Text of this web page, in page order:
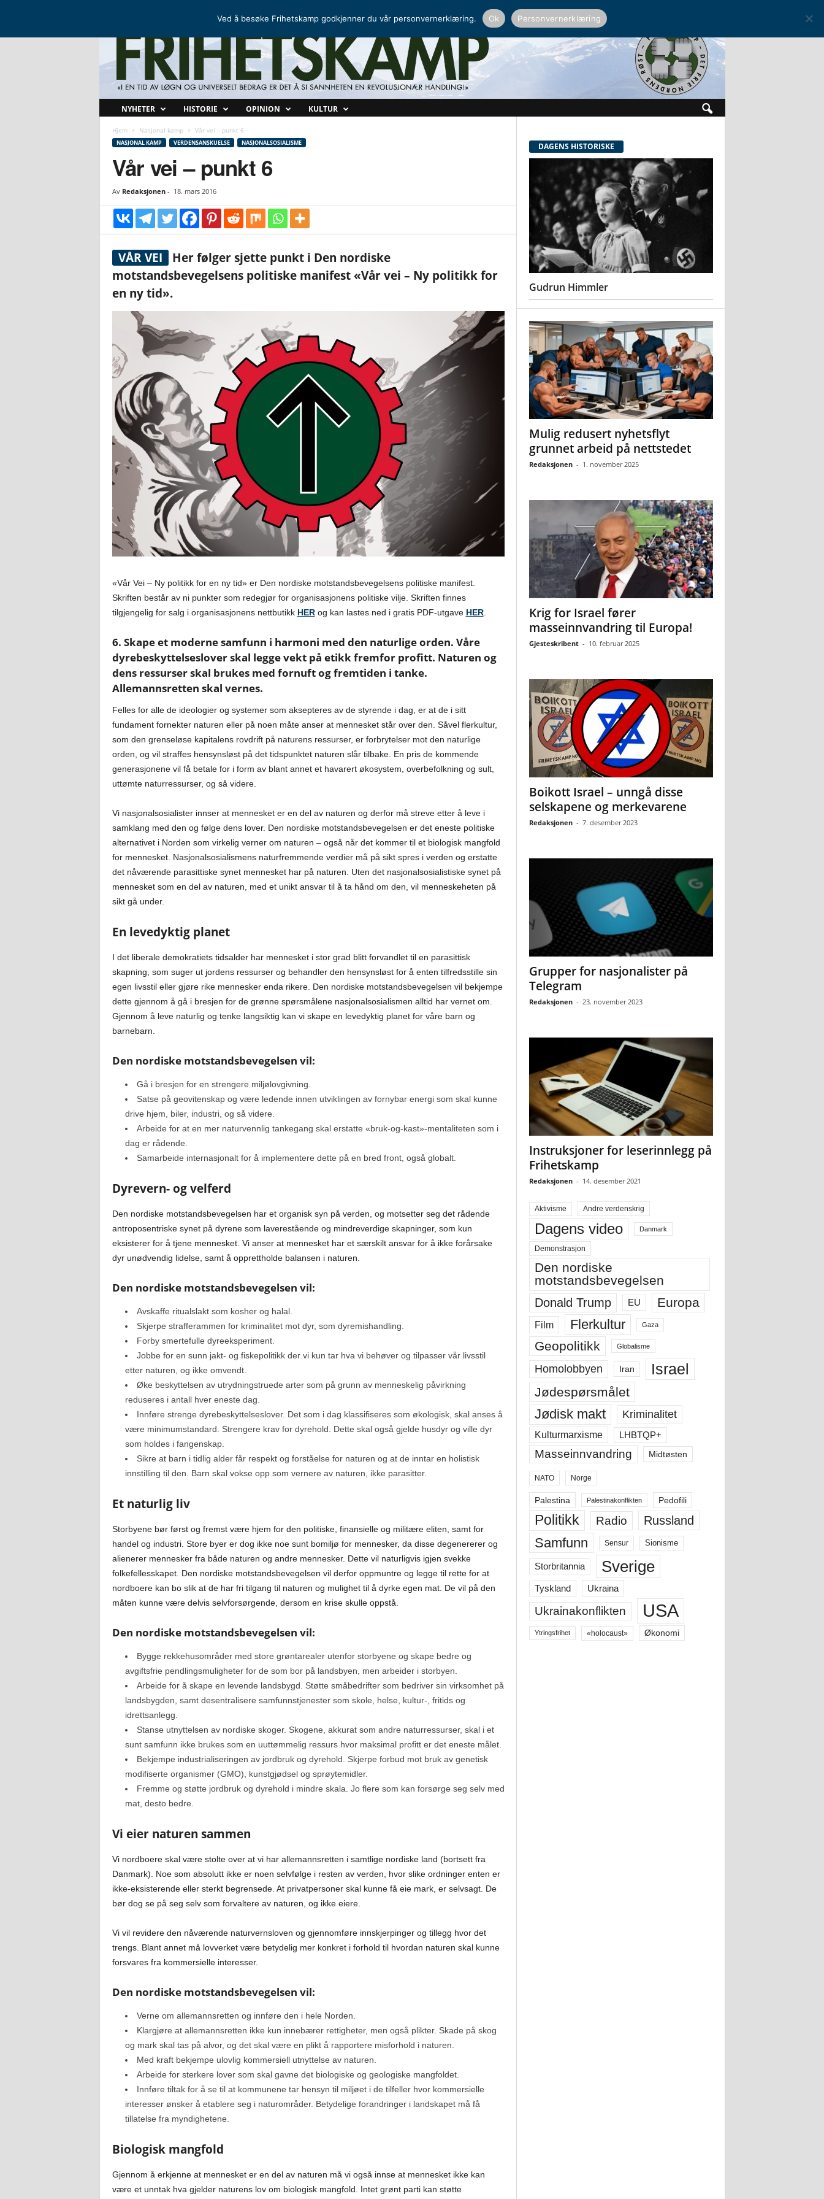
r
a
p
NYHETER HISTORIE OPINION KULTUR
Hjem Nasjonal kamp Vår vei – punkt 6
NASJONAL KAMP VERDENSANSKUELSE NASJONALSOSIALISME
Vår vei – punkt 6
Av Redaksjonen- 18. mars 2016
VÅR VEI
Her følger sjette punkt i Den nordiske
motstandsbevegelsens politiske manifest «Vår vei – Ny politikk for
en ny tid».
«Vår Vei – Ny politikk for en ny tid» er Den nordiske motstandsbevegelsens politiske manifest.
Skriften består av ni punkter som redegjør for organisasjonens politiske vilje. Skriften finnes
tilgjengelig for salg i organisasjonens nettbutikk HER og kan lastes ned i gratis PDF-utgave HER.
6. Skape et moderne samfunn i harmoni med den naturlige orden. Våre
dyrebeskyttelseslover skal legge vekt på etikk fremfor profitt. Naturen og
dens ressurser skal brukes med fornuft og fremtiden i tanke.
Allemannsretten skal vernes.
Felles for alle de ideologier og systemer som aksepteres av de styrende i dag, er at de i sitt
fundament fornekter naturen eller på noen måte anser at mennesket står over den. Såvel flerkultur,
som den grenseløse kapitalens rovdrift på naturens ressurser, er forbrytelser mot den naturlige
orden, og vil straffes hensynsløst på det tidspunktet naturen slår tilbake. En pris de kommende
generasjonene vil få betale for i form av blant annet et havarert økosystem, overbefolkning og sult,
uttømte naturressurser, og så videre.
Vi nasjonalsosialister innser at mennesket er en del av naturen og derfor må streve etter å leve i
samklang med den og følge dens lover. Den nordiske motstandsbevegelsen er det eneste politiske
alternativet i Norden som virkelig verner om naturen – også når det kommer til et biologisk mangfold
for mennesket. Nasjonalsosialismens naturfremmende verdier må på sikt spres i verden og erstatte
det nåværende parasittiske synet mennesket har på naturen. Uten det nasjonalsosialistiske synet på
mennesket som en del av naturen, med et unikt ansvar til å ta hånd om den, vil menneskeheten på
sikt gå under.
En levedyktig planet
I det liberale demokratiets tidsalder har mennesket i stor grad blitt forvandlet til en parasittisk
skapning, som suger ut jordens ressurser og behandler den hensynsløst for å enten tilfredsstille sin
egen livsstil eller gjøre rike mennesker enda rikere. Den nordiske motstandsbevegelsen vil bekjempe
dette gjennom å gå i bresjen for de grønne spørsmålene nasjonalsosialismen alltid har vernet om.
Gjennom å leve naturlig og tenke langsiktig kan vi skape en levedyktig planet for våre barn og
barnebarn.
Den nordiske motstandsbevegelsen vil:
Gå i bresjen for en strengere miljølovgivning.
Satse på geovitenskap og være ledende innen utviklingen av fornybar energi som skal kunne
drive hjem, biler, industri, og så videre.
Arbeide for at en mer naturvennlig tankegang skal erstatte «bruk-og-kast»-mentaliteten som i
dag er rådende.
Samarbeide internasjonalt for å implementere dette på en bred front, også globalt.
Dyrevern- og velferd
Den nordiske motstandsbevegelsen har et organisk syn på verden, og motsetter seg det rådende
antroposentriske synet på dyrene som laverestående og mindreverdige skapninger, som kun
eksisterer for å tjene mennesket. Vi anser at mennesket har et særskilt ansvar for å ikke forårsake
dyr unødvendig lidelse, samt å opprettholde balansen i naturen.
Den nordiske motstandsbevegelsen vil:
Avskaffe ritualslakt som kosher og halal.
Skjerpe strafferammen for kriminalitet mot dyr, som dyremishandling.
Forby smertefulle dyreeksperiment.
Jobbe for en sunn jakt- og fiskepolitikk der vi kun tar hva vi behøver og tilpasser vår livsstil
etter naturen, og ikke omvendt.
Øke beskyttelsen av utrydningstruede arter som på grunn av menneskelig påvirkning
reduseres i antall hver eneste dag.
Innføre strenge dyrebeskyttelseslover. Det som i dag klassifiseres som økologisk, skal anses å
være minimumstandard. Strengere krav for dyrehold. Dette skal også gjelde husdyr og ville dyr
som holdes i fangenskap.
Sikre at barn i tidlig alder får respekt og forståelse for naturen og at de inntar en holistisk
innstilling til den. Barn skal vokse opp som vernere av naturen, ikke parasitter.
Et naturlig liv
Storbyene bør først og fremst være hjem for den politiske, finansielle og militære eliten, samt for
handel og industri. Store byer er dog ikke noe sunt bomiljø for mennesker, da disse degenererer og
alienerer mennesker fra både naturen og andre mennesker. Dette vil naturligvis igjen svekke
folkefellesskapet. Den nordiske motstandsbevegelsen vil derfor oppmuntre og legge til rette for at
nordboere kan bo slik at de har fri tilgang til naturen og mulighet til å dyrke egen mat. De vil på den
måten kunne være delvis selvforsørgende, dersom en krise skulle oppstå.
Den nordiske motstandsbevegelsen vil:
Bygge rekkehusområder med store grøntarealer utenfor storbyene og skape bedre og
avgiftsfrie pendlingsmuligheter for de som bor på landsbyen, men arbeider i storbyen.
Arbeide for å skape en levende landsbygd. Støtte småbedrifter som bedriver sin virksomhet på
landsbygden, samt desentralisere samfunnstjenester som skole, helse, kultur-, fritids og
idrettsanlegg.
Stanse utnyttelsen av nordiske skoger. Skogene, akkurat som andre naturressurser, skal i et
sunt samfunn ikke brukes som en uuttømmelig ressurs hvor maksimal profitt er det eneste målet.
Bekjempe industrialiseringen av jordbruk og dyrehold. Skjerpe forbud mot bruk av genetisk
modifiserte organismer (GMO), kunstgjødsel og sprøytemidler.
Fremme og støtte jordbruk og dyrehold i mindre skala. Jo flere som kan forsørge seg selv med
mat, desto bedre.
Vi eier naturen sammen
Vi nordboere skal være stolte over at vi har allemannsretten i samtlige nordiske land (bortsett fra
Danmark). Noe som absolutt ikke er noen selvfølge i resten av verden, hvor slike ordninger enten er
ikke-eksisterende eller sterkt begrensede. At privatpersoner skal kunne få eie mark, er selvsagt. De
bør dog se på seg selv som forvaltere av naturen, og ikke eiere.
Vi vil revidere den nåværende naturvernsloven og gjennomføre innskjerpinger og tillegg hvor det
trengs. Blant annet må lovverket være betydelig mer konkret i forhold til hvordan naturen skal kunne
forsvares fra kommersielle interesser.
Den nordiske motstandsbevegelsen vil:
Verne om allemannsretten og innføre den i hele Norden.
Klargjøre at allemannsretten ikke kun innebærer rettigheter, men også plikter. Skade på skog
og mark skal tas på alvor, og det skal være en plikt å rapportere misforhold i naturen.
Med kraft bekjempe ulovlig kommersiell utnyttelse av naturen.
Arbeide for sterkere lover som skal gavne det biologiske og geologiske mangfoldet.
Innføre tiltak for å se til at kommunene tar hensyn til miljøet i de tilfeller hvor kommersielle
interesser ønsker å etablere seg i naturområder. Betydelige forandringer i landskapet må få
tillatelse fra myndighetene.
Biologisk mangfold
Gjennom å erkjenne at mennesket er en del av naturen må vi også innse at mennesket ikke kan
være et unntak hva gjelder naturens lov om biologisk mangfold. Intet grønt parti kan støtte
DAGENS HISTORISKE
Gudrun Himmler
Mulig redusert nyhetsflyt
grunnet arbeid på nettstedet
Redaksjonen - 1. november 2025
Krig for Israel fører
masseinnvandring til Europa!
Gjesteskribent - 10. februar 2025
Boikott Israel – unngå disse
selskapene og merkevarene
Redaksjonen - 7. desember 2023
Grupper for nasjonalister på
Telegram
Redaksjonen - 23. november 2023
Instruksjoner for leserinnlegg på
Frihetskamp
Redaksjonen - 14. desember 2021
Aktivisme Andre verdenskrig
Dagens video Danmark
Demonstrasjon
Den nordiske
motstandsbevegelsen
Donald Trump EU Europa
Film Flerkultur Gaza
Geopolitikk Globalisme
Homolobbyen Iran Israel
Jødespørsmålet
Jødisk makt Kriminalitet
Kulturmarxisme LHBTQP+
Masseinnvandring Midtøsten
NATO Norge
Palestina Palestinakonflikten Pedofili
Politikk Radio Russland
Samfunn Sensur Sionisme
Storbritannia Sverige
Tyskland Ukraina
Ukrainakonflikten USA
Ytringsfrihet «holocaust» Økonomi
Ved å besøke Frihetskamp godkjenner du vår personvernerklæring. Ok Personvernerklæring